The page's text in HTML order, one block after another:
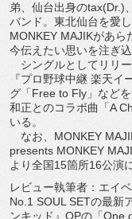
弟、仙台出身のtax(Dr.)
バンド。東北仙台を愛
MONKEY MAJIKがあら
今伝えたい思いを注ぎ
シングルとしてリリ
『プロ野球中継 楽天
グ「Free to Fly」など
和正とのコラボ曲「A
いる。
なお、MONKEY
presents MONKEY
より全国15箇所16公演
レビュー執筆者：エ
No.1 SOUL SETの最新
ンキッド』OPの「One